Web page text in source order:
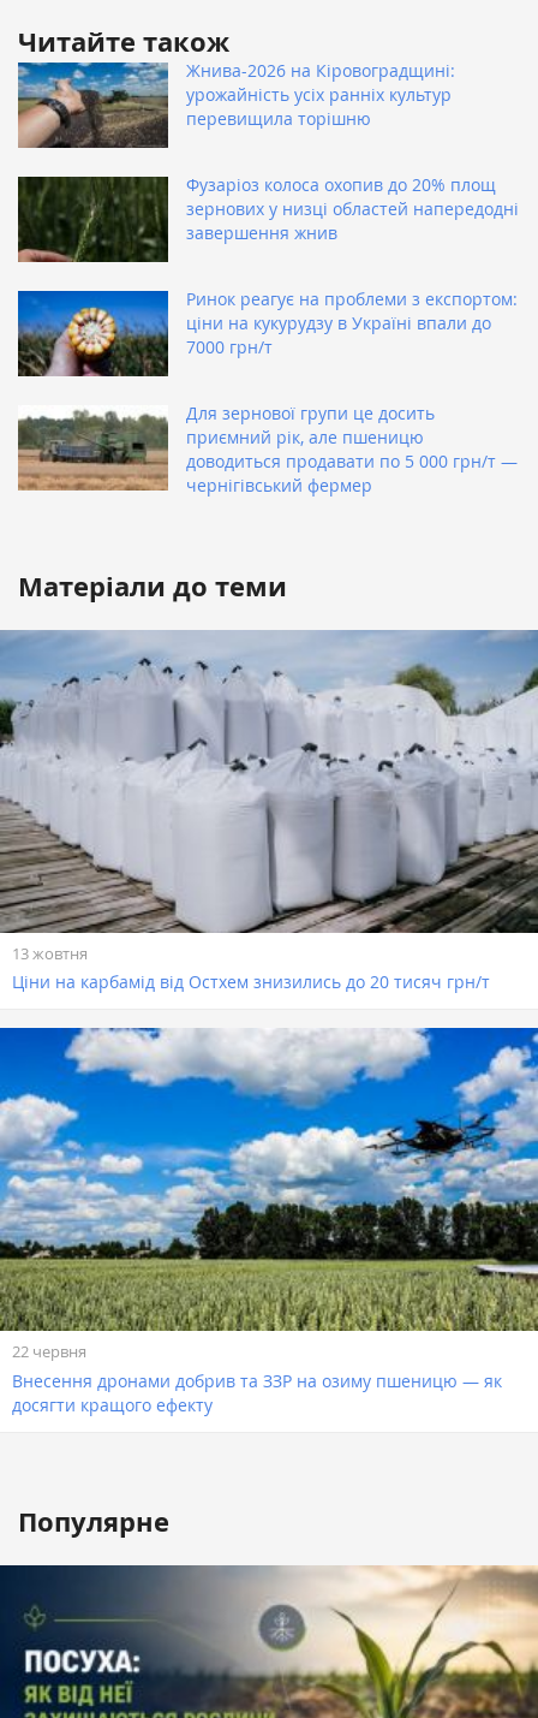
Читайте також
Жнива-2026 на Кіровоградщині:
урожайність усіх ранніх культур
перевищила торішню
Фузаріоз колоса охопив до 20% площ
зернових у низці областей напередодні
завершення жнив
Ринок реагує на проблеми з експортом:
ціни на кукурудзу в Україні впали до
7000 грн/т
Для зернової групи це досить
приємний рік, але пшеницю
доводиться продавати по 5 000 грн/т —
чернігівський фермер
Матеріали до теми
13 жовтня
Ціни на карбамід від Остхем знизились до 20 тисяч грн/т
22 червня
Внесення дронами добрив та ЗЗР на озиму пшеницю — як
досягти кращого ефекту
Популярне